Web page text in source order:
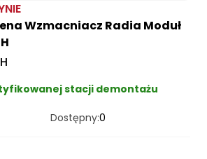
Wzmacniacz Radia Moduł
stacji demontażu
Dostępny:0